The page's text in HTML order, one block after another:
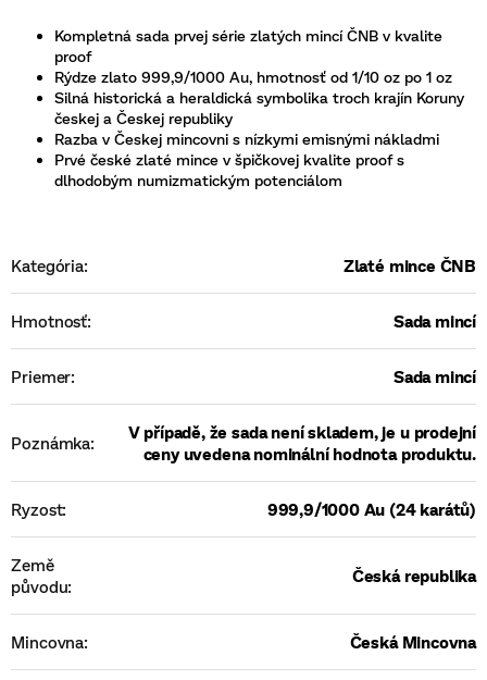
Kompletná sada prvej série zlatých mincí ČNB v kvalite
proof
Rýdze zlato 999,9/1000 Au, hmotnosť od 1/10 oz po 1 oz
Silná historická a heraldická symbolika troch krajín Koruny
českej a Českej republiky
Razba v Českej mincovni s nízkymi emisnými nákladmi
Prvé české zlaté mince v špičkovej kvalite proof s
dlhodobým numizmatickým potenciálom
Kategória: Zlaté mince ČNB
Hmotnosť: Sada mincí
Priemer: Sada mincí
Poznámka:
V případě, že sada není skladem, je u prodejní
ceny uvedena nominální hodnota produktu.
Ryzost: 999,9/1000 Au (24 karátů)
Země
původu:
Česká republika
Mincovna: Česká Mincovna